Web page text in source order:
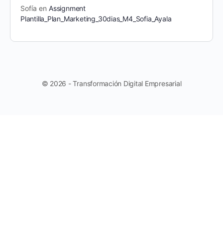
Sofía en Assignment
Plantilla_Plan_Marketing_30dias_M4_Sofia_Ayala
© 2026 - Transformación Digital Empresarial